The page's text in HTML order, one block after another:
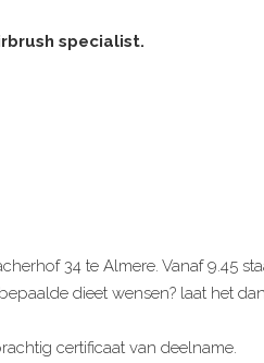
specialist.
34 te Almere. Vanaf 9.45
dieet wensen? laat het
certificaat van deelname.